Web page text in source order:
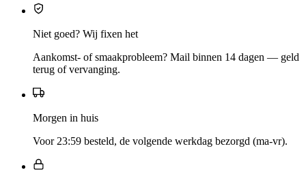
Niet goed? Wij fixen het
Aankomst- of smaakprobleem? Mail binnen 14 dagen — geld
terug of vervanging.
Morgen in huis
Voor 23:59 besteld, de volgende werkdag bezorgd (ma-vr).